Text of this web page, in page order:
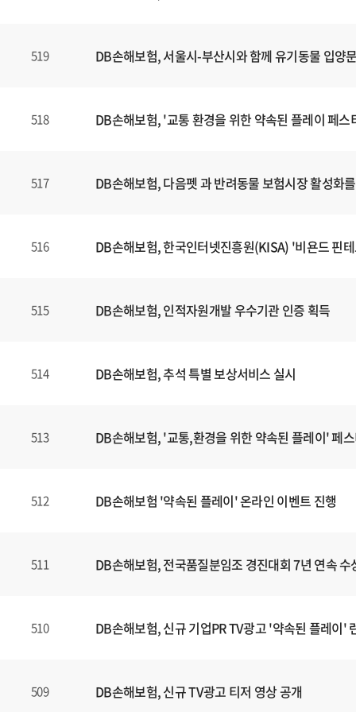
519 DB손해보험, 서울시-부산시와 함께 유기동물 입양
518 DB손해보험, '교통 환경을 위한 약속된 플레이 페
517 DB손해보험, 다음펫 과 반려동물 보험시장 활성화
516 DB손해보험, 한국인터넷진흥원(KISA) '비욘드 핀
515 DB손해보험, 인적자원개발 우수기관 인증 획득
514 DB손해보험, 추석 특별 보상서비스 실시
513 DB손해보험, '교통,환경을 위한 약속된 플레이' 페
512 DB손해보험 '약속된 플레이' 온라인 이벤트 진행
511 DB손해보험, 전국품질분임조 경진대회 7년 연속 수
510 DB손해보험, 신규 기업PR TV광고 '약속된 플레이'
509 DB손해보험, 신규 TV광고 티저 영상 공개